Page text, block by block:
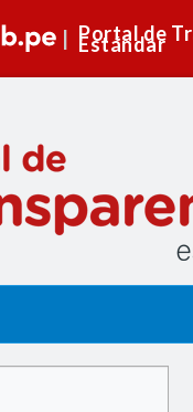
Portal de
Estándar